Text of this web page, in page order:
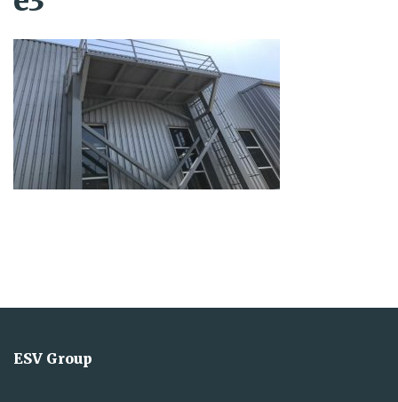
ESV Group